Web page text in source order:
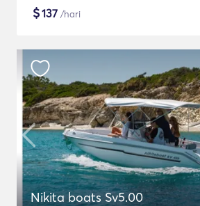
$137 /hari
Nikita boats Sv5.00